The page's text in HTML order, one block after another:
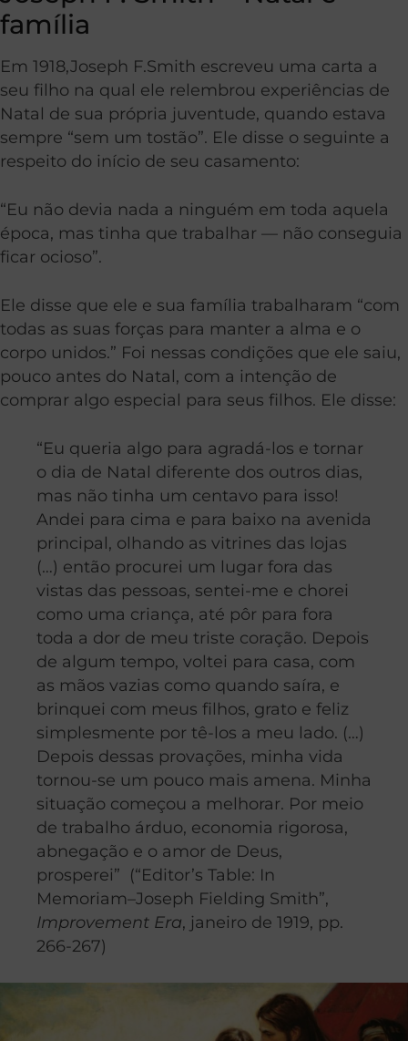
família
Em 1918,Joseph F.Smith escreveu uma carta a
seu filho na qual ele relembrou experiências de
Natal de sua própria juventude, quando estava
sempre “sem um tostão”. Ele disse o seguinte a
respeito do início de seu casamento:
“Eu não devia nada a ninguém em toda aquela
época, mas tinha que trabalhar — não conseguia
ficar ocioso”.
Ele disse que ele e sua família trabalharam “com
todas as suas forças para manter a alma e o
corpo unidos.” Foi nessas condições que ele saiu,
pouco antes do Natal, com a intenção de
comprar algo especial para seus filhos. Ele disse:
“Eu queria algo para agradá-los e tornar
o dia de Natal diferente dos outros dias,
mas não tinha um centavo para isso!
Andei para cima e para baixo na avenida
principal, olhando as vitrines das lojas
(…) então procurei um lugar fora das
vistas das pessoas, sentei-me e chorei
como uma criança, até pôr para fora
toda a dor de meu triste coração. Depois
de algum tempo, voltei para casa, com
as mãos vazias como quando saíra, e
brinquei com meus filhos, grato e feliz
simplesmente por tê-los a meu lado. (…)
Depois dessas provações, minha vida
tornou-se um pouco mais amena. Minha
situação começou a melhorar. Por meio
de trabalho árduo, economia rigorosa,
abnegação e o amor de Deus,
prosperei” (“Editor’s Table: In
Memoriam–Joseph Fielding Smith”,
Improvement Era, janeiro de 1919, pp.
266-267)